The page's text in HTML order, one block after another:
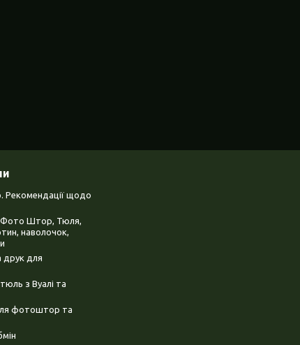
Рекомендації щодо
Фото Штор, Тюля,
наволочок,
друк для
з Вуалі та
фотоштор та